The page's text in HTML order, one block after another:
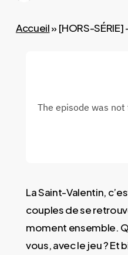
Accueil» [HORS-
La Saint-Valentin,
couples de se
moment ensemble.
vous, avec le jeu ? Et